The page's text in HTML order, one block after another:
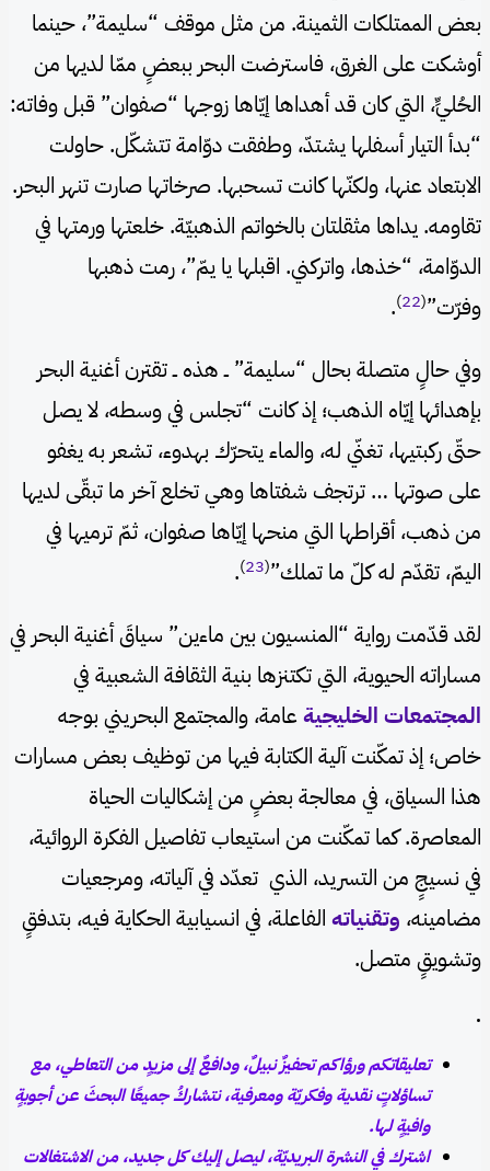
بعض الممتلكات الثمينة. من مثل موقف “سليمة”، حينما
أوشكت على الغرق، فاسترضت البحر ببعضٍ ممّا لديها من
الحُليٍّ، التي كان قد أهداها إيّاها زوجها “صفوان” قبل وفاته:
“بدأ التيار أسفلها يشتدّ، وطفقت دوّامة تتشكّل. حاولت
الابتعاد عنها، ولكنّها كانت تسحبها. صرخاتها صارت تنهر البحر.
تقاومه. يداها مثقلتان بالخواتم الذهبيّة. خلعتها ورمتها في
الدوّامة، “خذها، واتركني. اقبلها يا يمّ”، رمت ذهبها
وفرّت”(
22
)
.
وفي حالٍ متصلة بحال “سليمة” ــ هذه ــ تقترن أغنية البحر
بإهدائها إيّاه الذهب؛ إذ كانت “تجلس في وسطه، لا يصل
حتّى ركبتيها، تغنّي له، والماء يتحرّك بهدوء، تشعر به يغفو
على صوتها … ترتجف شفتاها وهي تخلع آخر ما تبقّى لديها
من ذهب، أقراطها التي منحها إيّاها صفوان، ثمّ ترميها في
اليمّ، تقدّم له كلّ ما تملك”(
23
)
.
لقد قدّمت رواية “المنسيون بين ماءين” سياقَ أغنية البحر في
مساراته الحيوية، التي تكتنزها بنية الثقافة الشعبية في
المجتمعات الخليجيةعامة، والمجتمع البحريني بوجه
خاص؛ إذ تمكّنت آلية الكتابة فيها من توظيف بعض مسارات
هذا السياق، في معالجة بعضٍ من إشكاليات الحياة
المعاصرة. كما تمكّنت من استيعاب تفاصيل الفكرة الروائية،
في نسيجٍ من التسريد، الذي تعدّد في آلياته، ومرجعيات
مضامينه، وتقنياته الفاعلة، في انسيابية الحكاية فيه، بتدفقٍ
وتشويقٍ متصل.
.
تعليقاتكم ورؤاكم تحفيزٌ نبيلٌ، ودافعٌ إلى مزيدٍ من التعاطي، مع
تساؤلاتٍ نقدية وفكريّة ومعرفية، نتشاركُ جميعًا البحثَ عن أجوبةٍ
وافيةٍ لها.
اشترك في النشرة البريديّة، ليصل إليك كل جديد، من الاشتغالات